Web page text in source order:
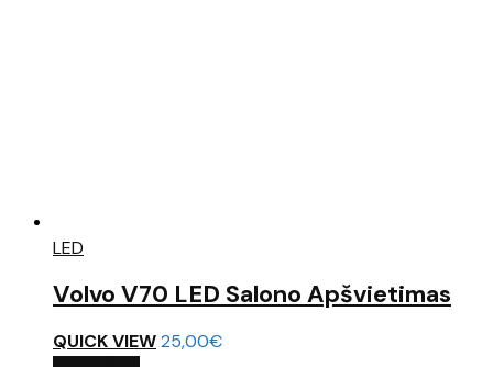
LED
Volvo V70 LED Salono Apšvietimas
QUICK VIEW25,00€